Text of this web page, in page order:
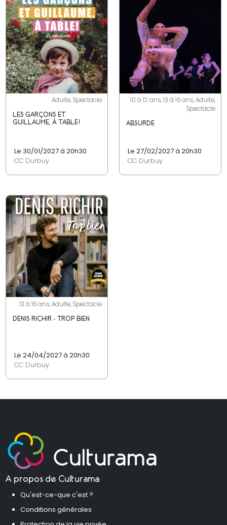
Adulte, Spectacle
LES GARÇONS ET
GUILLAUME, À TABLE!
Le 30/01/2027 à 20h30
CC Durbuy
10 à 12 ans, 13 à 16 ans, Adulte,
Spectacle
ABSURDE
Le 27/02/2027 à 20h30
CC Durbuy
13 à 16 ans, Adulte, Spectacle
DENIS RICHIR - TROP BIEN
Le 24/04/2027 à 20h30
CC Durbuy
A propos de Culturama
Qu'est-ce-que c'est ?
Conditions générales